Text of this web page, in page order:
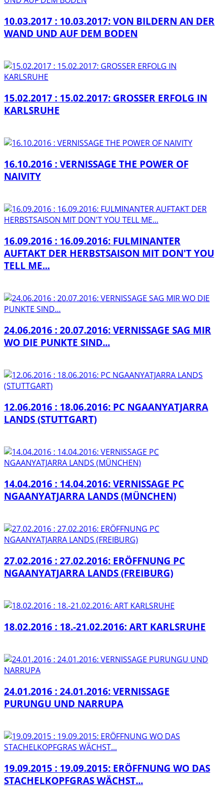
10.03.2017 : 10.03.2017: VON BILDERN AN DER
WAND UND AUF DEM BODEN
15.02.2017 : 15.02.2017: GROSSER ERFOLG IN
KARLSRUHE
16.10.2016 : VERNISSAGE THE POWER OF
NAIVITY
16.09.2016 : 16.09.2016: FULMINANTER
AUFTAKT DER HERBSTSAISON MIT DON'T YOU
TELL ME...
24.06.2016 : 20.07.2016: VERNISSAGE SAG MIR
WO DIE PUNKTE SIND...
12.06.2016 : 18.06.2016: PC NGAANYATJARRA
LANDS (STUTTGART)
14.04.2016 : 14.04.2016: VERNISSAGE PC
NGAANYATJARRA LANDS (MÜNCHEN)
27.02.2016 : 27.02.2016: ERÖFFNUNG PC
NGAANYATJARRA LANDS (FREIBURG)
18.02.2016 : 18.-21.02.2016: ART KARLSRUHE
24.01.2016 : 24.01.2016: VERNISSAGE
PURUNGU UND NARRUPA
19.09.2015 : 19.09.2015: ERÖFFNUNG WO DAS
STACHELKOPFGRAS WÄCHST...